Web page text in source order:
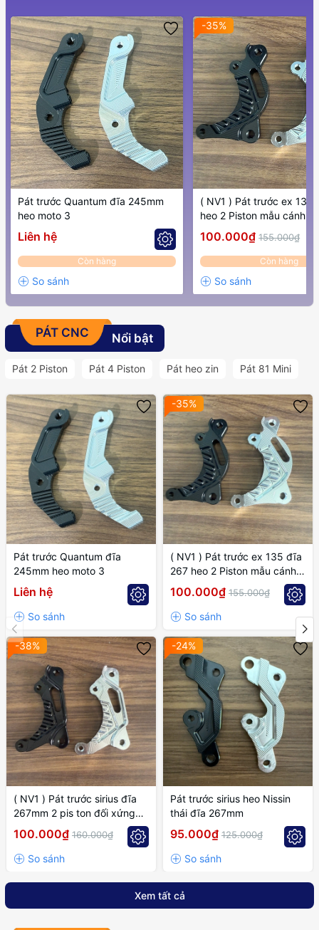
Pát trước Quantum đĩa 245mm
heo moto 3
Liên hệ
Còn hàng
-35%
( NV1 ) Pát trước ex 135 đĩa 267
heo 2 Piston mẫu cánh
100.000₫ 155.000₫
Còn hàng
PÁT CNC Nổi bật
Pát 2 Piston Pát 4 Piston Pát heo zin Pát 81 Mini
Pát trước Quantum đĩa
245mm heo moto 3
Liên hệ
-35%
( NV1 ) Pát trước ex 135 đĩa
267 heo 2 Piston mẫu cánh
gió
100.000₫ 155.000₫
-38%
( NV1 ) Pát trước sirius đĩa
267mm 2 pis ton đối xứng
cánh gió
100.000₫ 160.000₫
-24%
Pát trước sirius heo Nissin
thái đĩa 267mm
95.000₫ 125.000₫
Xem tất cả